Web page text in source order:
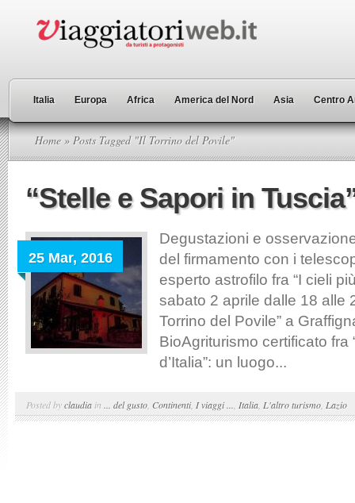
Italia Europa Africa America del Nord Asia Centro
Home » Posts Tagged "Il Torrino del Povile"
“Stelle e Sapori in
25 Mar, 2016
Degustazioni e
del firmamento con i
esperto astrofilo fra “I cieli
sabato 2 aprile dalle 18 alle
Torrino del Povile” a
BioAgriturismo certificato fra
d’Italia”: un luogo...
Posted byclaudia in ... del gusto Continenti, I viaggi ... Italia L'altro turismo Lazio